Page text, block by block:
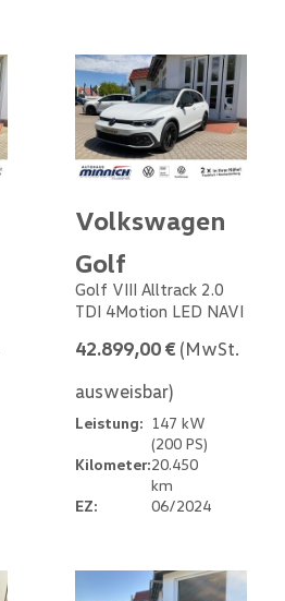
Volkswagen
Golf
Golf VIII Alltrack 2.0
TDI 4Motion LED NAVI
42.899,00 € (MwSt.
ausweisbar)
Leistung: 147 kW
(200 PS)
Kilometer:20.450
km
EZ:
06/2024